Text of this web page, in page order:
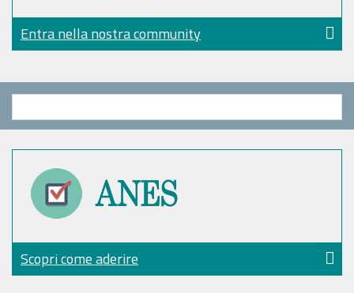
Entra nella nostra community
Scopri come aderire